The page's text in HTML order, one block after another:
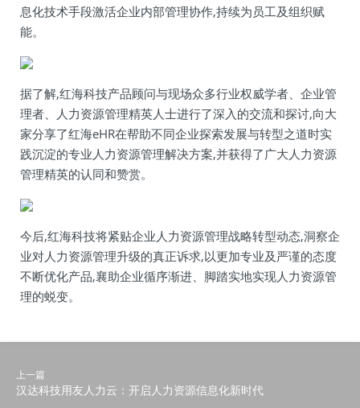
息化技术手段激活企业内部管理协作,持续为员工及组织赋
能。
据了解,红海科技产品顾问与现场众多行业权威学者、企业管
理者、人力资源管理精英人士进行了深入的交流和探讨,向大
家分享了红海eHR在帮助不同企业探索发展与转型之道时实
践沉淀的专业人力资源管理解决方案,并获得了广大人力资源
管理精英的认同和赞赏。
今后,红海科技将紧贴企业人力资源管理战略转型动态,洞察企
业对人力资源管理升级的真正诉求,以更加专业及严谨的态度
不断优化产品,襄助企业循序渐进、脚踏实地实现人力资源管
理的蜕变。
上一篇
汉达科技用友人力云：开启人力资源信息化新时代